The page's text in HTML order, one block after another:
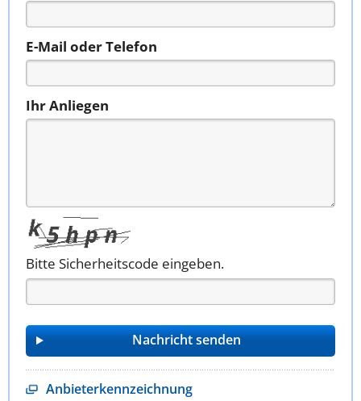
E-Mail oder Telefon
Ihr Anliegen
Bitte Sicherheitscode eingeben.
Anbieterkennzeichnung